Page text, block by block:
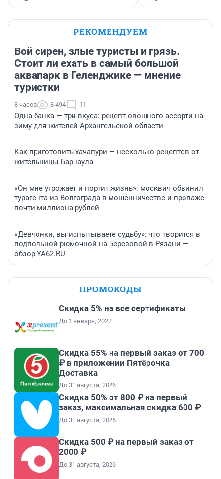
РЕКОМЕНДУЕМ
Вой сирен, злые туристы и грязь.
Стоит ли ехать в самый большой
аквапарк в Геленджике — мнение
туристки
8 часов 8 494 11
Одна банка — три вкуса: рецепт овощного ассорти на
зиму для жителей Архангельской области
Как приготовить хачапури — несколько рецептов от
жительницы Барнаула
«Он мне угрожает и портит жизнь»: москвич обвинил
турагента из Волгограда в мошенничестве и пропаже
почти миллиона рублей
«Девчонки, вы испытываете судьбу»: что творится в
подпольной рюмочной на Березовой в Рязани —
обзор YA62.RU
ПРОМОКОДЫ
Скидка 5% на все сертификаты
До 1 января, 2027
Скидка 55% на первый заказ от 700
₽ в приложении Пятёрочка
Доставка
До 31 августа, 2026
Скидка 50% от 800 ₽ на первый
заказ, максимальная скидка 600 ₽
До 31 августа, 2026
Скидка 500 ₽ на первый заказ от
2000 ₽
До 31 августа, 2026